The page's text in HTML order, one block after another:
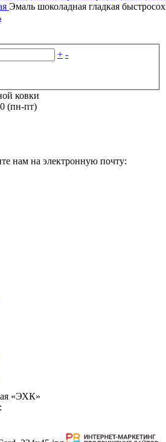
Эмаль шоколадная гладкая
+ -
ковки
(пн-пт)
нам на электронную почту:
«ЭХК»